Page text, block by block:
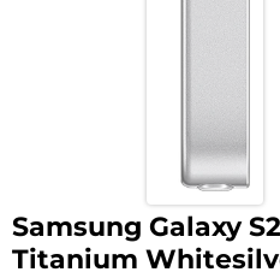
Samsung Galaxy
Titanium